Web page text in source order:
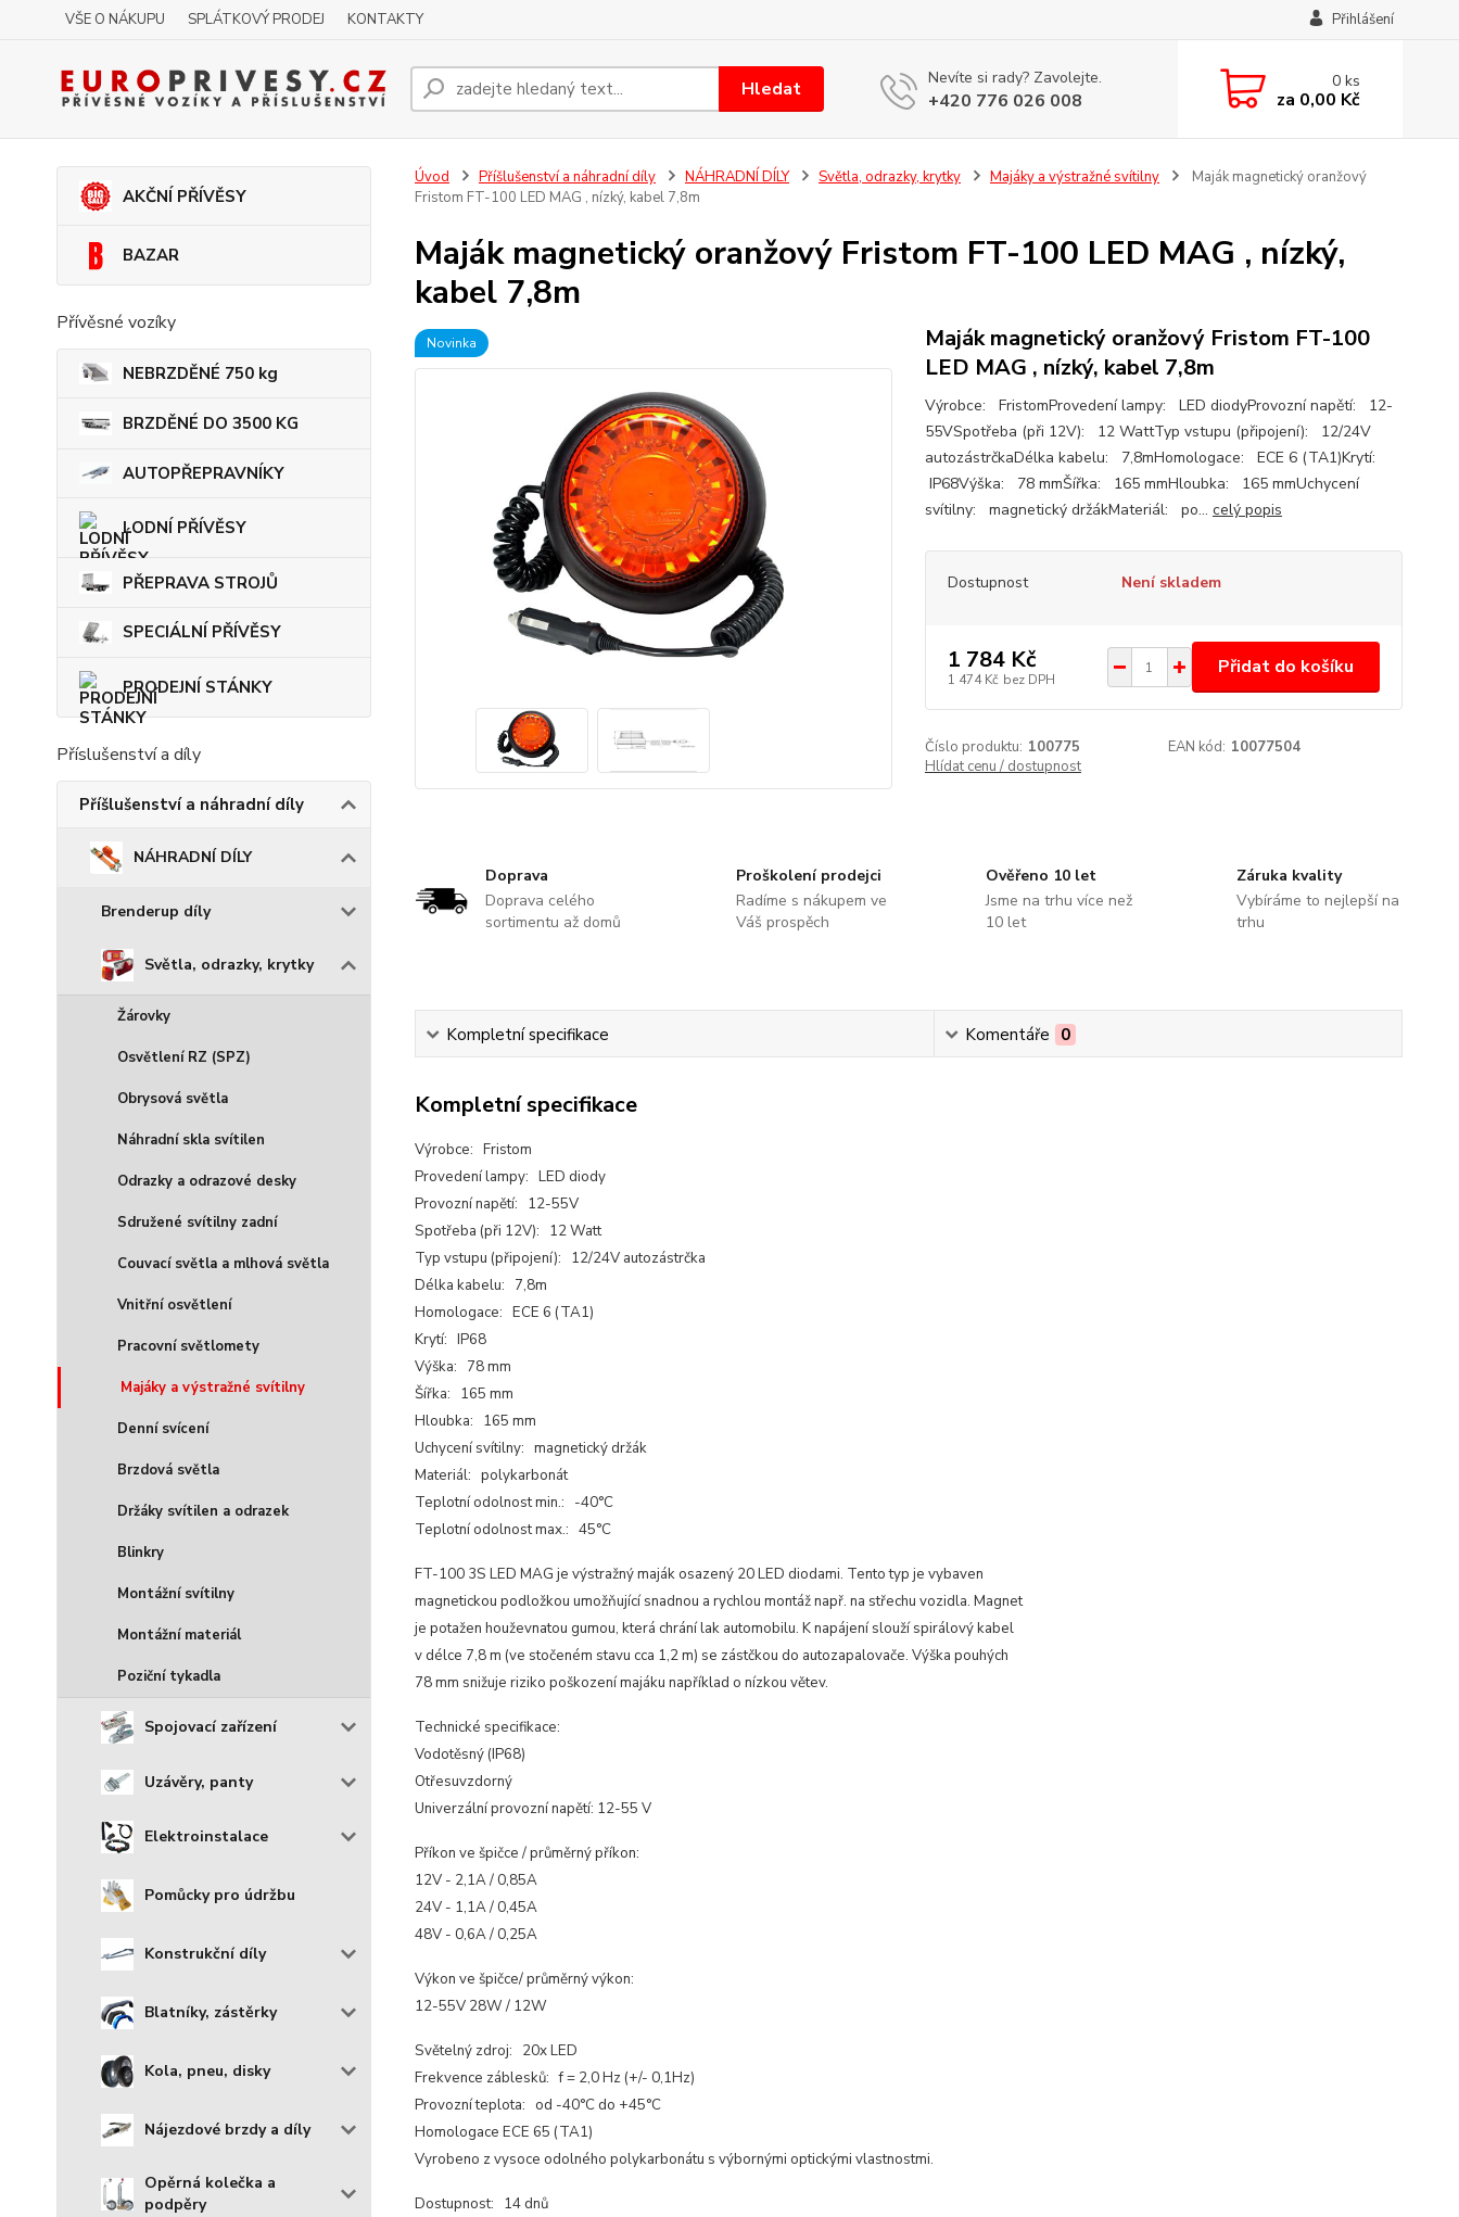
VŠE O NÁKUPU SPLÁTKOVÝ PRODEJ KONTAKTY Přihlášení
Hledat Nevíte si rady? Zavolejte.
+420 776 026 008
0ks
za 0,00 Kč
AKČNÍ PŘÍVĚSY
BAZAR
Přívěsné vozíky
NEBRZDĚNÉ 750 kg
BRZDĚNÉ DO 3500 KG
AUTOPŘEPRAVNÍKY
LODNÍ PŘÍVĚSY
PŘEPRAVA STROJŮ
SPECIÁLNÍ PŘÍVĚSY
PRODEJNÍ STÁNKY
Příslušenství a díly
Příšlušenství a náhradní díly
NÁHRADNÍ DÍLY
Brenderup díly
Světla, odrazky, krytky
Žárovky
Osvětlení RZ (SPZ)
Obrysová světla
Náhradní skla svítilen
Odrazky a odrazové desky
Sdružené svítilny zadní
Couvací světla a mlhová světla
Vnitřní osvětlení
Pracovní světlomety
Majáky a výstražné svítilny
Denní svícení
Brzdová světla
Držáky svítilen a odrazek
Blinkry
Montážní svítilny
Montážní materiál
Poziční tykadla
Spojovací zařízení
Uzávěry, panty
Elektroinstalace
Pomůcky pro údržbu
Konstrukční díly
Blatníky, zástěrky
Kola, pneu, disky
Nájezdové brzdy a díly
Opěrná kolečka a
podpěry
Úvod Příšlušenství a náhradní díly NÁHRADNÍ DÍLY Světla, odrazky, krytky Majáky a výstražné svítilny
Maják magnetický oranžový
Fristom FT-100 LED MAG , nízký, kabel 7,8m
Maják magnetický oranžový Fristom FT-100 LED MAG , nízký,
kabel 7,8m
Novinka
Maják magnetický oranžový Fristom FT-100
LED MAG , nízký, kabel 7,8m
Výrobce: FristomProvedení lampy: LED diodyProvozní napětí: 12-
55VSpotřeba (při 12V): 12 WattTyp vstupu (připojení): 12/24V
autozástrčkaDélka kabelu: 7,8mHomologace: ECE 6 (TA1)Krytí:
IP68Výška: 78 mmŠířka: 165 mmHloubka: 165 mmUchycení
svítilny: magnetický držákMateriál: po... celý popis
Dostupnost Není skladem
1 784 Kč
1 474 Kč bez DPH
Přidat do košíku
Číslo produktu: 100775 EAN kód: 10077504
Hlídat cenu / dostupnost
Doprava
Doprava celého
sortimentu až domů
Proškolení prodejci
Radíme s nákupem ve
Váš prospěch
Ověřeno 10 let
Jsme na trhu více než
10 let
Záruka kvality
Vybíráme to nejlepší na
trhu
Kompletní specifikace Komentáře 0
Kompletní specifikace
Výrobce: Fristom
Provedení lampy: LED diody
Provozní napětí: 12-55V
Spotřeba (při 12V): 12 Watt
Typ vstupu (připojení): 12/24V autozástrčka
Délka kabelu: 7,8m
Homologace: ECE 6 (TA1)
Krytí: IP68
Výška: 78 mm
Šířka: 165 mm
Hloubka: 165 mm
Uchycení svítilny: magnetický držák
Materiál: polykarbonát
Teplotní odolnost min.: -40°C
Teplotní odolnost max.: 45°C
FT-100 3S LED MAG je výstražný maják osazený 20 LED diodami. Tento typ je vybaven
magnetickou podložkou umožňující snadnou a rychlou montáž např. na střechu vozidla. Magnet
je potažen houževnatou gumou, která chrání lak automobilu. K napájení slouží spirálový kabel
v délce 7,8 m (ve stočeném stavu cca 1,2 m) se zástčkou do autozapalovače. Výška pouhých
78 mm snižuje riziko poškození majáku například o nízkou větev.
Technické specifikace:
Vodotěsný (IP68)
Otřesuvzdorný
Univerzální provozní napětí: 12-55 V
Příkon ve špičce / průměrný příkon:
12V - 2,1A / 0,85A
24V - 1,1A / 0,45A
48V - 0,6A / 0,25A
Výkon ve špičce/ průměrný výkon:
12-55V 28W / 12W
Světelný zdroj: 20x LED
Frekvence záblesků: f = 2,0 Hz (+/- 0,1Hz)
Provozní teplota: od -40°C do +45°C
Homologace ECE 65 (TA1)
Vyrobeno z vysoce odolného polykarbonátu s výbornými optickými vlastnostmi.
Dostupnost: 14 dnů